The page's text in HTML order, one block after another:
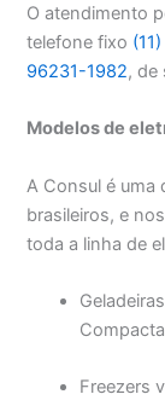
O atendimento
telefone fixo
96231-1982, de
Modelos de
A Consul é uma
brasileiros, e
toda a linha de
Freezers